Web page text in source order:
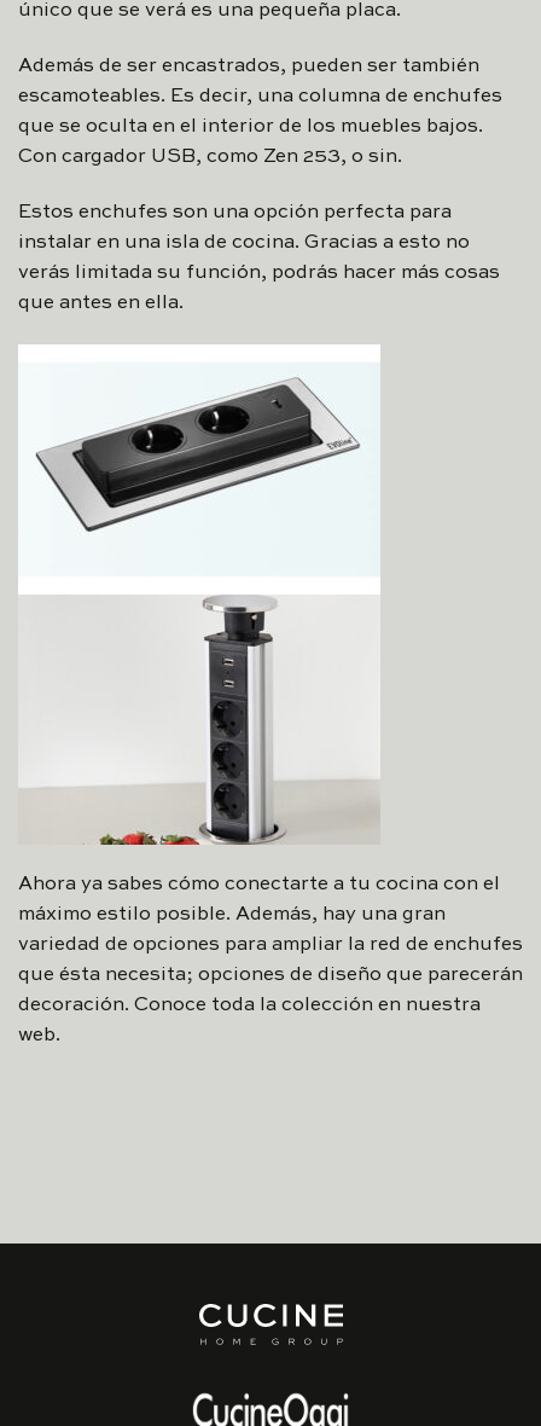
único que se verá es una pequeña placa.
Además de ser encastrados, pueden ser también
escamoteables. Es decir, una columna de enchufes
que se oculta en el interior de los muebles bajos.
Con cargador USB, como Zen 253, o sin.
Estos enchufes son una opción perfecta para
instalar en una isla de cocina. Gracias a esto no
verás limitada su función, podrás hacer más cosas
que antes en ella.
Ahora ya sabes cómo conectarte a tu cocina con el
máximo estilo posible. Además, hay una gran
variedad de opciones para ampliar la red de enchufes
que ésta necesita; opciones de diseño que parecerán
decoración. Conoce toda la colección en nuestra
web.